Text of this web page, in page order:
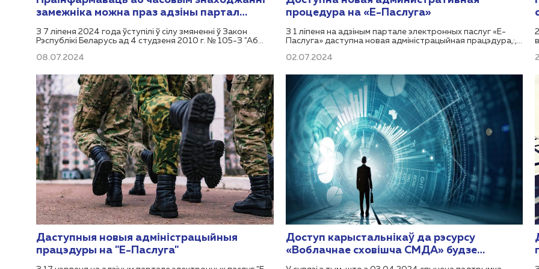
замежніка можна праз адзіны партал
З 7 ліпеня 2024 года ўступілі ў сілу змяненні ў Закон
Рэспублікі Беларусь ад 4 студзеня 2010 г. № 105-З "Аб
грамадзянства ў Рэспубліцы Беларусь", згодна з якімі
спраў аб іншаземцах, якія часова знаходзяцца ў
Рэспубліцы Беларусь, пры прадастаўленні ім для
пражывання жылых памяшканняў на падставе дагавораў
найму жылога памяшкання, садовых домікаў і дач на
падставе дагавораў арэнды.
08.07.2024
процедура на «Е-Паслуга»
З 1 ліпеня на адзіным партале электронных паслуг «Е-
Паслуга» даступна новая адміністрацыйная працэдура,:,
архітэктуры і будаўніцтва Рэспублікі Беларусь 200.1.3.9
аднаразовай субсідыі на будаўніцтва (рэканструкцыю)
або набыццё жылога памяшкання". Адміністрацыйная
працэдура даступная для заказа грамадзянам Рэспублікі
Беларусь са строгай аўтэнтыфікацыяй (з выкарыстаннем
асабістага электроннага лічбавага подпісу або ID-
карты)..
02.07.2024
Даступныя новыя адміністрацыйныя
працэдуры на "Е-Паслуга"
Доступ карыстальнікаў да рэсурсу
«Воблачнае сховішча СМДА» будзе